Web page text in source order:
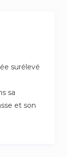
surélevé
sa
et son